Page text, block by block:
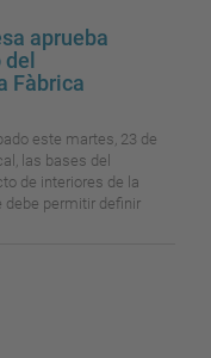
aprueba
Fàbrica
este martes, 23 de
las bases del
de interiores de la
debe permitir definir